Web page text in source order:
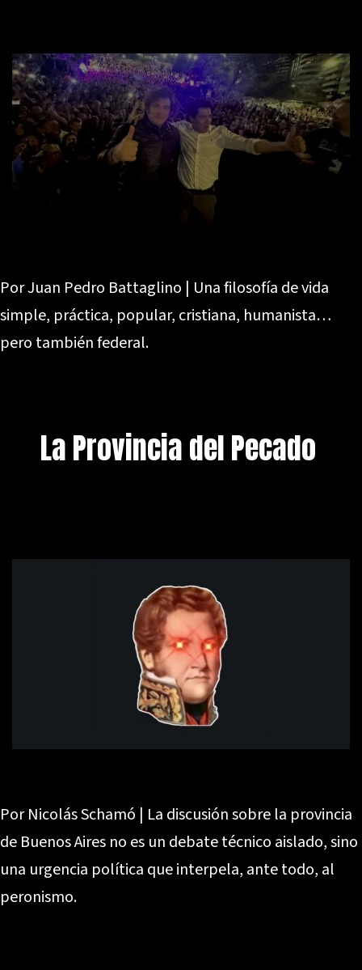
Por Juan Pedro Battaglino | Una filosofía de vida
simple, práctica, popular, cristiana, humanista…
pero también federal.
La Provincia del Pecado
Por Nicolás Schamó | La discusión sobre la provincia
de Buenos Aires no es un debate técnico aislado, sino
una urgencia política que interpela, ante todo, al
peronismo.